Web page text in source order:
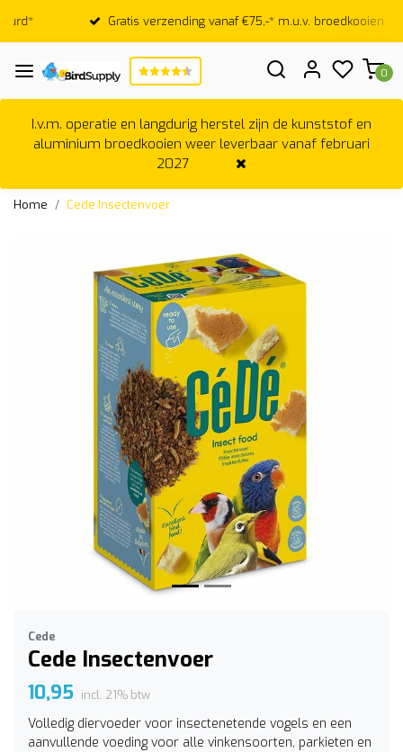
Gratis verzending vanaf €75,-* m.u.v. broedkooien
0
I.v.m. operatie en langdurig herstel zijn de kunststof en
aluminium broedkooien weer leverbaar vanaf februari
2027
Home Cede Insectenvoer
Cede
Cede Insectenvoer
10,95 incl. 21% btw
Volledig diervoeder voor insectenetende vogels en een
aanvullende voeding voor alle vinkensoorten, parkieten en